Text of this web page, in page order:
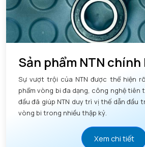
Sản phẩm NTN chính
Sự vượt trội của NTN được thể hiện
phẩm vòng bi đa dạng, công nghệ tiên
đầu đã giúp NTN duy trì vị thế dẫn đầu
vòng bi trong nhiều thập kỷ.
Xem chi tiết